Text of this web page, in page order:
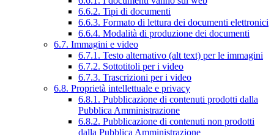
6.6.2. Tipi di documenti
6.6.3. Formato di lettura dei documenti elettronici
6.6.4. Modalità di produzione dei documenti
6.7. Immagini e video
6.7.1. Testo alternativo (alt text) per le immagini
6.7.2. Sottotitoli per i video
6.7.3. Trascrizioni per i video
6.8. Proprietà intellettuale e privacy
6.8.1. Pubblicazione di contenuti prodotti dalla
Pubblica Amministrazione
6.8.2. Pubblicazione di contenuti non prodotti
dalla Pubblica Amministrazione